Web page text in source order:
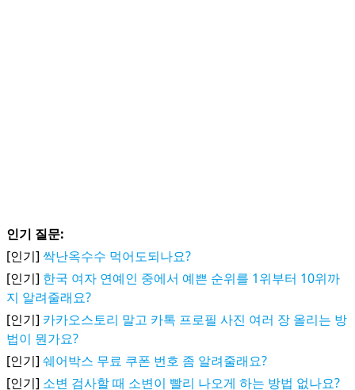
인기 질문:
[인기] 싹난옥수수 먹어도되나요?
[인기] 한국 여자 연예인 중에서 예쁜 순위를 1위부터 10위까
지 알려줄래요?
[인기] 카카오스토리 말고 카톡 프로필 사진 여러 장 올리는 방
법이 뭔가요?
[인기] 쉐어박스 무료 쿠폰 번호 좀 알려줄래요?
[인기] 소변 검사할 때 소변이 빨리 나오게 하는 방법 없나요?